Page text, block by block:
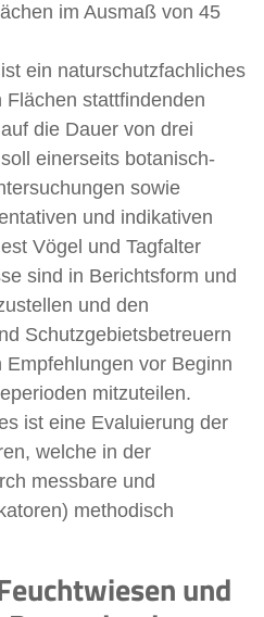
im Ausmaß von 45
ein naturschutzfachliches
stattfindenden
die Dauer von drei
einerseits botanisch-
sowie
und indikativen
Vögel und Tagfalter
sind in Berichtsform und
und den
Schutzgebietsbetreuern
vor Beginn
mitzuteilen.
ist eine Evaluierung der
welche in der
messbare und
methodisch
und